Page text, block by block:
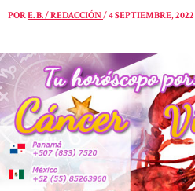
PORE. B. / REDACCIÓN/4 SEPTIEMBRE, 2022